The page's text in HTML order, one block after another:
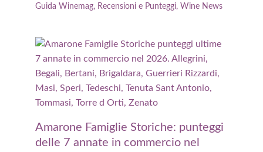
Guida Winemag, Recensioni e Punteggi, Wine News
Amarone Famiglie Storiche: punteggi
delle 7 annate in commercio nel